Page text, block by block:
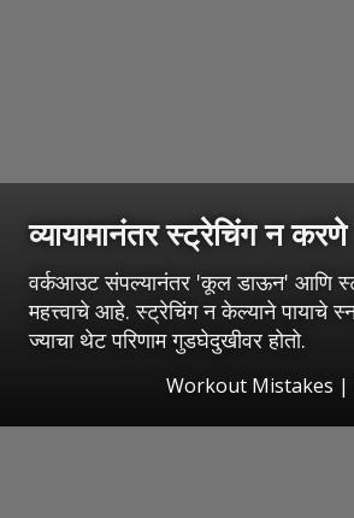
व्यायामानंतर स्ट्रेचिंग न करणे
वर्कआउट संपल्यानंतर 'कूल डाऊन' आणि
महत्त्वाचे आहे. स्ट्रेचिंग न केल्याने पायाचे
ज्याचा थेट परिणाम गुडघेदुखीवर होतो.
Workout Mistakes |